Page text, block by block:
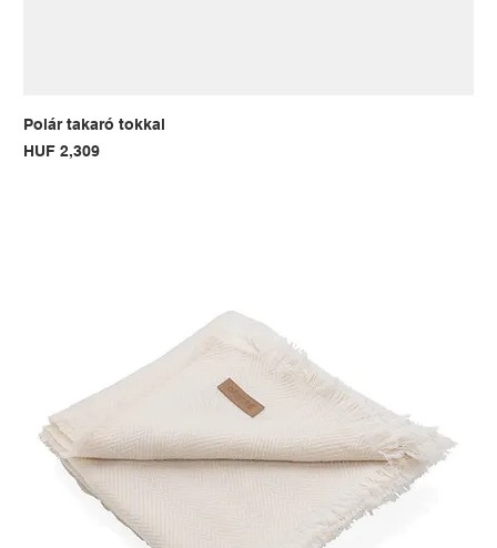
Polár takaró tokkal
Price
HUF 2,309